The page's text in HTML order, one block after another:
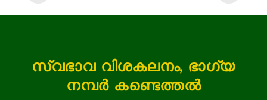
സ്വഭാവ വിശകലനം, ഭാഗ്യ
നമ്പർ കണ്ടെത്തൽ